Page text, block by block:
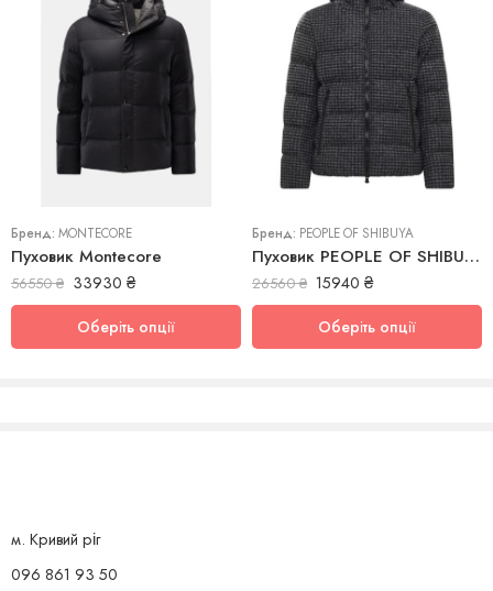
Бренд: MONTECORE
Пуховик Montecore
56550₴ 33930 ₴
56
Оберіть опції
Бренд: PEOPLE OF SHIBUYA
Пуховик PEOPLE OF SHIBUYA
26560₴ 15940 ₴
54
Оберіть опції
м. Кривий ріг
096 861 93 50